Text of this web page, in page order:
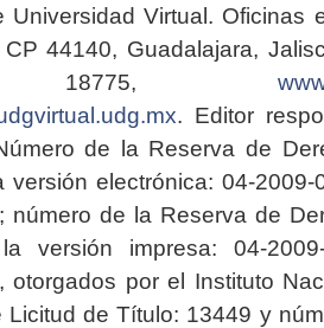
Universidad Virtual. Oficinas
44140, Guadalajara,
18775,
. Editor
de la Reserva de
versión electrónica: 04-2009-
número de la Reserva de
versión impresa: 04-2009-
otorgados por el Instituto
Licitud de Título: 13449 y